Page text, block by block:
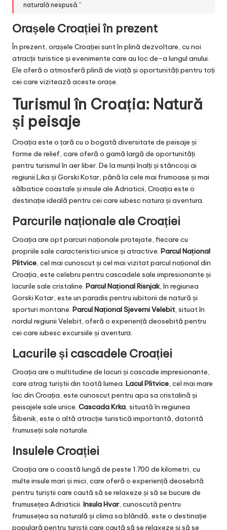
naturală nespusă.”
Orașele Croației în prezent
În prezent, orașele Croației sunt în plină dezvoltare, cu noi
atracții turistice și evenimente care au loc de-a lungul anului.
Ele oferă o atmosferă plină de viață și oportunități pentru toți
cei care vizitează aceste orașe.
Turismul în Croația: Natură
și peisaje
Croația este o țară cu o bogată diversitate de peisaje și
forme de relief, care oferă o gamă largă de oportunități
pentru turismul în aer liber. De la munții înalți și stâncoși ai
regiunii Lika și Gorski Kotar, până la cele mai frumoase și mai
sălbatice coastale și insule ale Adriaticii, Croația este o
destinație ideală pentru cei care iubesc natura și aventura.
Parcurile naționale ale Croației
Croația are opt parcuri naționale protejate, fiecare cu
propriile sale caracteristici unice și atractive. Parcul Național
Plitvice , cel mai cunoscut și cel mai vizitat parcul național din
Croația, este celebru pentru cascadele sale impresionante și
lacurile sale cristaline. Parcul Național Risnjak, în regiunea
Gorski Kotar, este un paradis pentru iubitorii de natură și
sporturi montane. Parcul Național Sjeverni Velebit , situat în
nordul regiunii Velebit, oferă o experiență deosebită pentru
cei care iubesc excursiile și aventura.
Lacurile și cascadele Croației
Croația are o multitudine de lacuri și cascade impresionante,
care atrag turiștii din toată lumea. Lacul Plitvice , cel mai mare
lac din Croația, este cunoscut pentru apa sa cristalină și
peisajele sale unice. Cascada Krka , situată în regiunea
Šibenik, este o altă atracție turistică importantă, datorită
frumuseții sale naturale.
Insulele Croației
Croația are o coastă lungă de peste 1.700 de kilometri, cu
multe insule mari și mici, care oferă o experiență deosebită
pentru turiștii care caută să se relaxeze și să se bucure de
frumusețea Adriaticii. Insula Hvar, cunoscută pentru
frumusețea sa naturală și clima sa blândă, este o destinație
populară pentru turiștii care caută să se relaxeze și să se